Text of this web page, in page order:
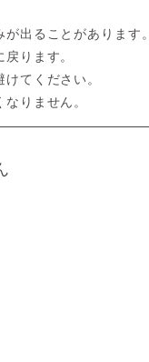
出ることがあります。
ります。
てください。
りません。